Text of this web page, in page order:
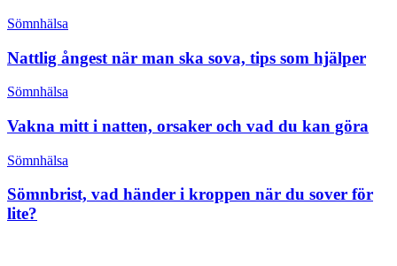
Sömnhälsa
Nattlig ångest när man ska sova, tips som hjälper
Sömnhälsa
Vakna mitt i natten, orsaker och vad du kan göra
Sömnhälsa
Sömnbrist, vad händer i kroppen när du sover för
lite?